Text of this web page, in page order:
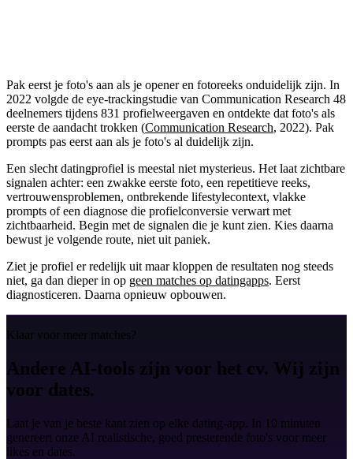
Pak eerst je foto's aan als je opener en fotoreeks onduidelijk zijn. In
2022 volgde de eye-trackingstudie van Communication Research 48
deelnemers tijdens 831 profielweergaven en ontdekte dat foto's als
eerste de aandacht trokken (Communication Research, 2022). Pak
prompts pas eerst aan als je foto's al duidelijk zijn.
Een slecht datingprofiel is meestal niet mysterieus. Het laat zichtbare
signalen achter: een zwakke eerste foto, een repetitieve reeks,
vertrouwensproblemen, ontbrekende lifestylecontext, vlakke
prompts of een diagnose die profielconversie verwart met
zichtbaarheid. Begin met de signalen die je kunt zien. Kies daarna
bewust je volgende route, niet uit paniek.
Ziet je profiel er redelijk uit maar kloppen de resultaten nog steeds
niet, ga dan dieper in op geen matches op datingapps. Eerst
diagnosticeren. Daarna opnieuw opbouwen.
Klaar voor meer matches?
Andere AI-tools zijn voor het cv. Wij zijn
voor dates.
Laat je van je beste kant zien op elke dating-app. In 10 minuten
genereert onze AI realistische, goed presterende foto's voor meer
likes en dates.